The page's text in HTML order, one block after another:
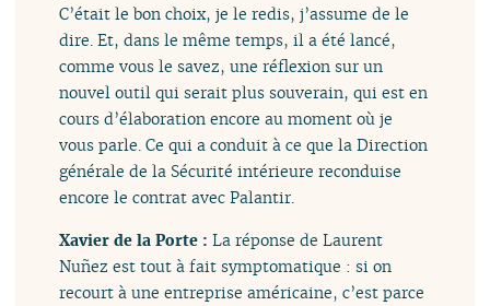
C’était le bon choix, je le redis, j’assume de le
dire. Et, dans le même temps, il a été lancé,
comme vous le savez, une réflexion sur un
nouvel outil qui serait plus souverain, qui est en
cours d’élaboration encore au moment où je
vous parle. Ce qui a conduit à ce que la Direction
générale de la Sécurité intérieure reconduise
encore le contrat avec Palantir.
Xavier de la Porte :La réponse de Laurent
Nuñez est tout à fait symptomatique : si on
recourt à une entreprise américaine, c’est parce